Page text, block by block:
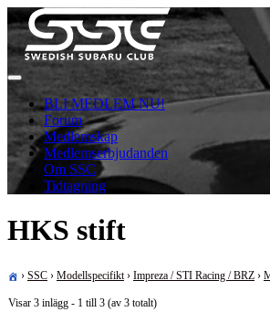
Skip
to
content
Swedish Subaru
För oss som älskar Subaru!
BLI MEDLEM NU!
Forum
Medlemskap
Medlemserbjudanden
Om SSC
Tidtagning
HKS stift
› SSC › Modellspecifikt › Impreza / STI Racing / BRZ ›
Visar 3 inlägg - 1 till 3 (av 3 totalt)